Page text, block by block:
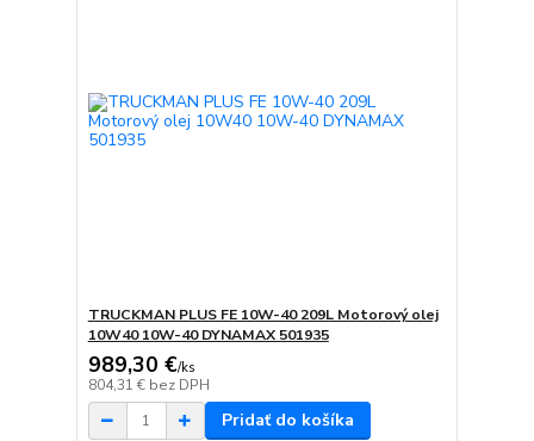
TRUCKMAN PLUS FE 10W-40 209L Motorový olej
10W40 10W-40 DYNAMAX 501935
989,30 €/ks
804,31 € bez DPH
Pridať do košíka